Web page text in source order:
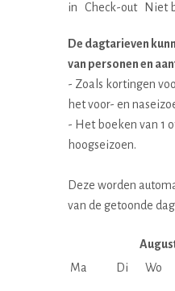
in Check-out Niet
De dagtarieven
van personen en
- Zoals kortingen
het voor- en
- Het boeken van 1
hoogseizoen.
Deze worden
van de getoonde
Ma
Di Wo